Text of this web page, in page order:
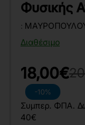
Φυσικής
Διαθέσιμο
:
-10%
18,00€
Συμπερ. ΦΠΑ.
40€